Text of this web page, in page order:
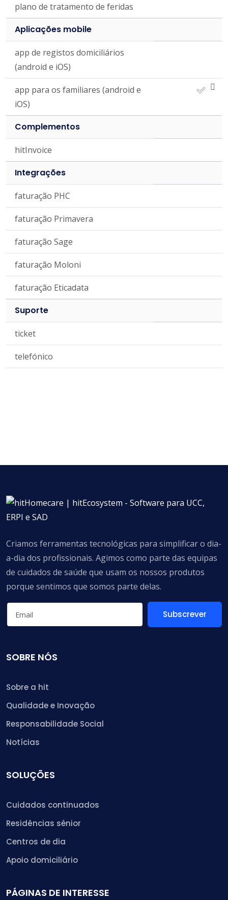
plano de tratamento de feridas
Aplicações mobile
app de registos domiciliários
(android e iOS)
app para os familiares (android e
iOS)
Complementos
hitInvoice
Integrações
faturação PHC
faturação Primavera
faturação Sage
faturação Moloni
faturação Eticadata
Suporte
ticket
telefónico
Criamos ferramentas tecnológicas para simplificar o dia-
a-dia dos profissionais. Agimos como parte das equipas
de cuidados de saúde que usam os nossos produtos
porque sentimos que somos parte delas.
Subscrever
SOBRE NÓS
Sobre a hit
Qualidade e Inovação
Responsabilidade Social
Notícias
SOLUÇÕES
Cuidados continuados
Residências sénior
Centros de dia
Apoio domiciliário
PÁGINAS DE INTERESSE